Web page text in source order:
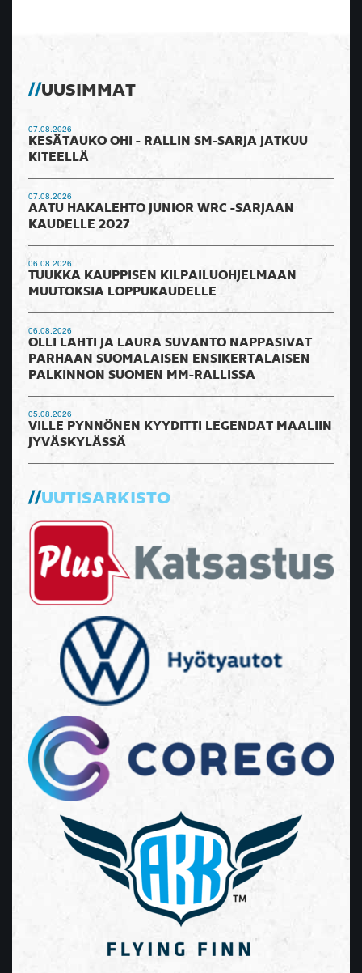
UUSIMMAT
07.08.2026
KESÄTAUKO OHI - RALLIN SM-SARJA JATKUU
KITEELLÄ
07.08.2026
AATU HAKALEHTO JUNIOR WRC -SARJAAN
KAUDELLE 2027
06.08.2026
TUUKKA KAUPPISEN KILPAILUOHJELMAAN
MUUTOKSIA LOPPUKAUDELLE
06.08.2026
OLLI LAHTI JA LAURA SUVANTO NAPPASIVAT
PARHAAN SUOMALAISEN ENSIKERTALAISEN
PALKINNON SUOMEN MM-RALLISSA
05.08.2026
VILLE PYNNÖNEN KYYDITTI LEGENDAT MAALIIN
JYVÄSKYLÄSSÄ
UUTISARKISTO